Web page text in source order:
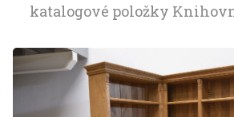
katalogové položky